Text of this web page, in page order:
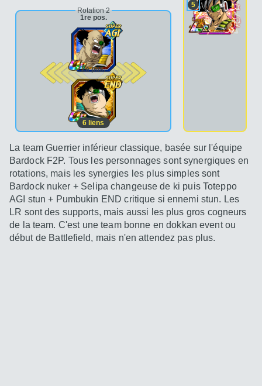
Rotation 2
1re pos.
2e pos.
6 liens
5
La team Guerrier inférieur classique, basée sur l'équipe
Bardock F2P. Tous les personnages sont synergiques en
rotations, mais les synergies les plus simples sont
Bardock nuker + Selipa changeuse de ki puis Toteppo
AGI stun + Pumbukin END critique si ennemi stun. Les
LR sont des supports, mais aussi les plus gros cogneurs
de la team. C'est une team bonne en dokkan event ou
début de Battlefield, mais n'en attendez pas plus.